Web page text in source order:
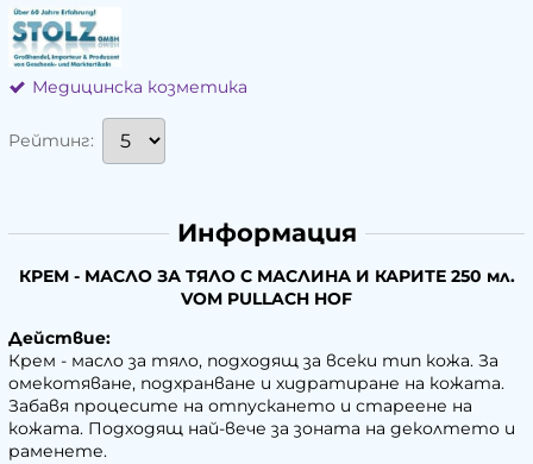
Медицинска козметика
Рейтинг:
Информация
КРЕМ - МАСЛО ЗА ТЯЛО С МАСЛИНА И КАРИТЕ 250 мл.
VOM PULLACH HOF
Действие:
Крем - масло за тяло, подходящ за всеки тип кожа. За
омекотяване, подхранване и хидратиране на кожата.
Забавя процесите на отпускането и стареене на
кожата. Подходящ най-вече за зоната на деколтето и
раменете.